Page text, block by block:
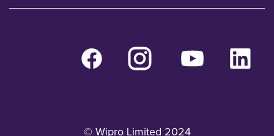
b
b
A
b
r
© Wipro Limited 2024